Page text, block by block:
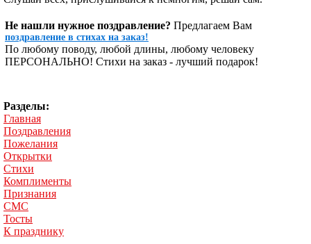
Не нашли нужное поздравление? Предлагаем Вам
поздравление в стихах на заказ!
По любому поводу, любой длины, любому человеку
ПЕРСОНАЛЬНО! Стихи на заказ - лучший подарок!
Разделы:
Главная
Поздравления
Пожелания
Открытки
Стихи
Комплименты
Признания
СМС
Тосты
К празднику